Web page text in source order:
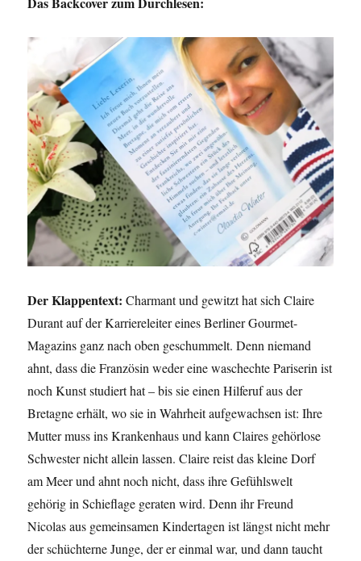
Der Klappentext:Charmant und gewitzt hat sich Claire
Durant auf der Karriereleiter eines Berliner Gourmet-
Magazins ganz nach oben geschummelt. Denn niemand
ahnt, dass die Französin weder eine waschechte Pariserin ist
noch Kunst studiert hat – bis sie einen Hilferuf aus der
Bretagne erhält, wo sie in Wahrheit aufgewachsen ist: Ihre
Mutter muss ins Krankenhaus und kann Claires gehörlose
Schwester nicht allein lassen. Claire reist das kleine Dorf
am Meer und ahnt noch nicht, dass ihre Gefühlswelt
gehörig in Schieflage geraten wird. Denn ihr Freund
Nicolas aus gemeinsamen Kindertagen ist längst nicht mehr
der schüchterne Junge, der er einmal war, und dann taucht